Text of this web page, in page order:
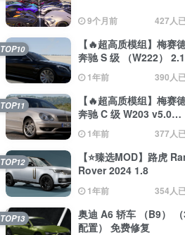
9个月前 427人
【🔥超高质模组】梅赛
奔驰 S 级 （W222）
1年前 390人
TOP10
【🔥超高质模组】梅赛
奔驰 C 级 W203 v5.0
（0.35.x） 2.4
1年前 377人
TOP11
【⭐臻选MOD】路虎
Rover 2024 1.8
1年前 354人
TOP12
奥迪 A6 轿车 （B9）
配置） 免费修复
TOP13